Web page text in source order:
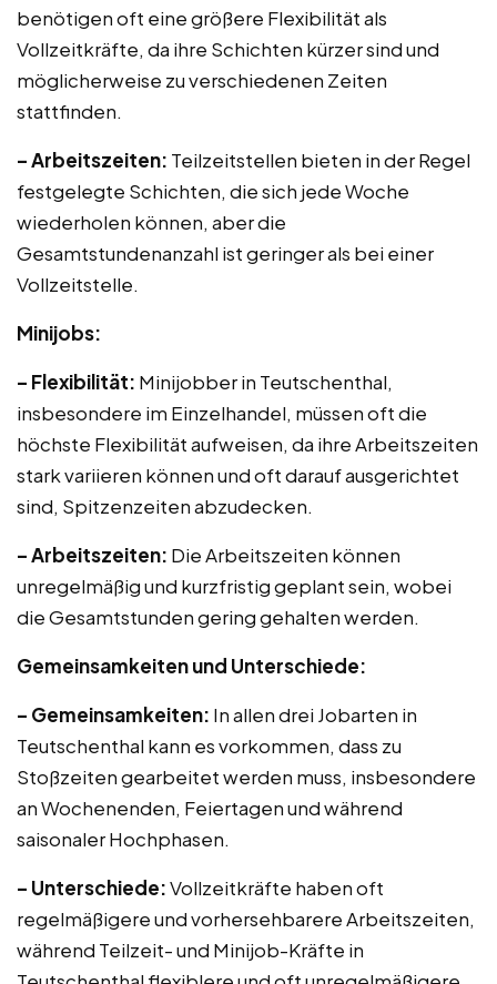
benötigen oft eine größere Flexibilität als
Vollzeitkräfte, da ihre Schichten kürzer sind und
möglicherweise zu verschiedenen Zeiten
stattfinden.
– Arbeitszeiten: Teilzeitstellen bieten in der Regel
festgelegte Schichten, die sich jede Woche
wiederholen können, aber die
Gesamtstundenanzahl ist geringer als bei einer
Vollzeitstelle.
Minijobs:
– Flexibilität: Minijobber in Teutschenthal,
insbesondere im Einzelhandel, müssen oft die
höchste Flexibilität aufweisen, da ihre Arbeitszeiten
stark variieren können und oft darauf ausgerichtet
sind, Spitzenzeiten abzudecken.
– Arbeitszeiten: Die Arbeitszeiten können
unregelmäßig und kurzfristig geplant sein, wobei
die Gesamtstunden gering gehalten werden.
Gemeinsamkeiten und Unterschiede:
– Gemeinsamkeiten: In allen drei Jobarten in
Teutschenthal kann es vorkommen, dass zu
Stoßzeiten gearbeitet werden muss, insbesondere
an Wochenenden, Feiertagen und während
saisonaler Hochphasen.
– Unterschiede:Vollzeitkräfte haben oft
regelmäßigere und vorhersehbarere Arbeitszeiten,
während Teilzeit- und Minijob-Kräfte in